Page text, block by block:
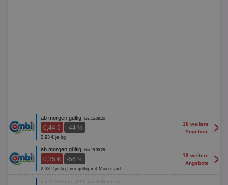
ab morgen gültig, bis 15.08.26
0,44 € -44 %
2,93 € je kg
18 weitere
Angebote
>
ab morgen gültig, bis 15.08.26
0,35 € -56 %
2,33 € je kg | nur gültig mit Moin Card
18 weitere
Angebote
>
letzte Aktion 0,39 € vor 3 Wochen